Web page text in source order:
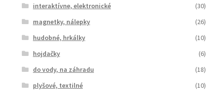
interaktívne, elektronické
(30)
magnetky, nálepky
(26)
hudobné, hrkálky
(10)
hojdačky
(6)
do vody, na záhradu
(18)
plyšové, textilné
(10)